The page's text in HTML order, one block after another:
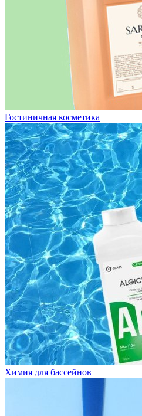
Гостиничная косметика
Химия для бассейнов